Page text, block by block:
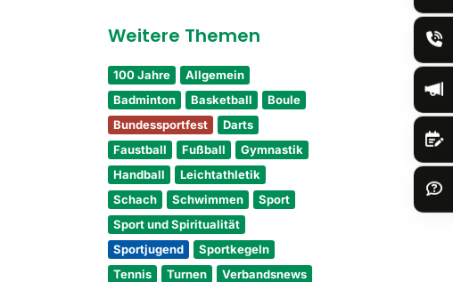
Weitere Themen
100 Jahre
Allgemein
Badminton
Basketball
Boule
Bundessportfest
Darts
Faustball
Fußball
Gymnastik
Handball
Leichtathletik
Schach
Schwimmen
Sport
Sport und Spiritualität
Sportjugend
Sportkegeln
Tennis
Turnen
Verbandsnews